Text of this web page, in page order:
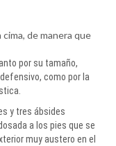
de manera que
por su tamaño,
como por la
y tres ábsides
a los pies que se
muy austero en el